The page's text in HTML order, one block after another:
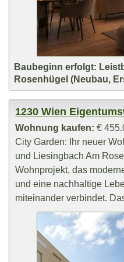
Baubeginn erfolgt:
Rosenhügel (Neubau,
1230 Wien
Wohnung kaufen: €
City Garden: Ihr neuer
und Liesingbach Am
Wohnprojekt, das
und eine nachhaltige
miteinander verbindet.